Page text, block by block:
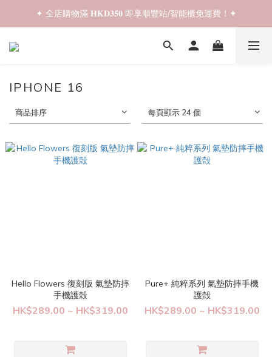
✦ 𝐁𝐚𝐜𝐤 𝐓𝐨 𝐒𝐜𝐡𝐨𝐨𝐥 𝐒𝐚𝐥𝐞📚 全店兩件𝟗折！✦
✦ 全店購物滿 𝐇𝐊𝐃𝟑𝟓𝟎 即享順豐站/智能櫃免運費！✦
✦ 𝐁𝐚𝐜𝐤 𝐓𝐨 𝐒𝐜𝐡𝐨𝐨𝐥 𝐒𝐚𝐥𝐞📚 全店兩件𝟗折！✦
IPHONE 16
商品排序 每頁顯示 24 個
Hello Flowers 復刻版 氣墊防摔
手機護殻
HK$289.00 ~ HK$319.00
Pure+ 純粹系列 氣墊防摔手機
護殻
HK$289.00 ~ HK$319.00